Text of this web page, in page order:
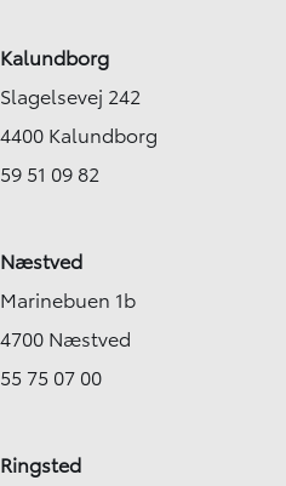
Kalundborg
Slagelsevej 242
4400 Kalundborg
59 51 09 82
Næstved
Marinebuen 1b
4700 Næstved
55 75 07 00
Ringsted